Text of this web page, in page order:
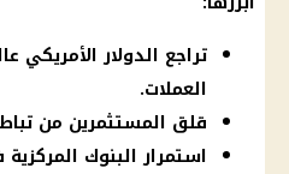
تراجع الدولار الأمريكي
العملات.
قلق المستثمرين من
استمرار البنوك